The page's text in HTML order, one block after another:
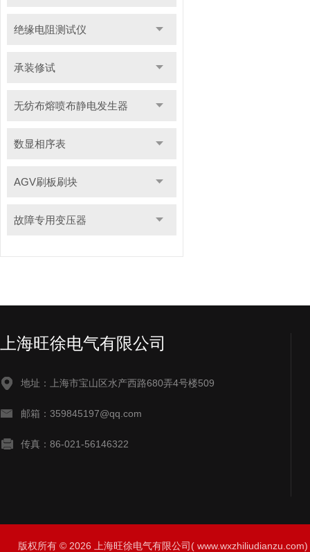
绝缘电阻测试仪
承装修试
无纺布熔喷布静电发生器
数显相序表
AGV刷板刷块
故障专用变压器
上海旺徐电气有限公司
地址：上海市宝山区水产西路680弄4号楼509
邮箱：359845197@qq.com
传真：86-021-56146322
版权所有 © 2026 上海旺徐电气有限公司(